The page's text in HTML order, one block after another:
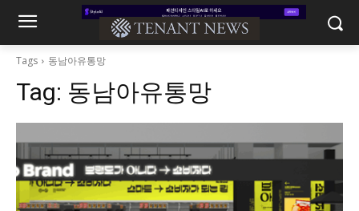
Tags 동남아유통망
Tag: 동남아유통망